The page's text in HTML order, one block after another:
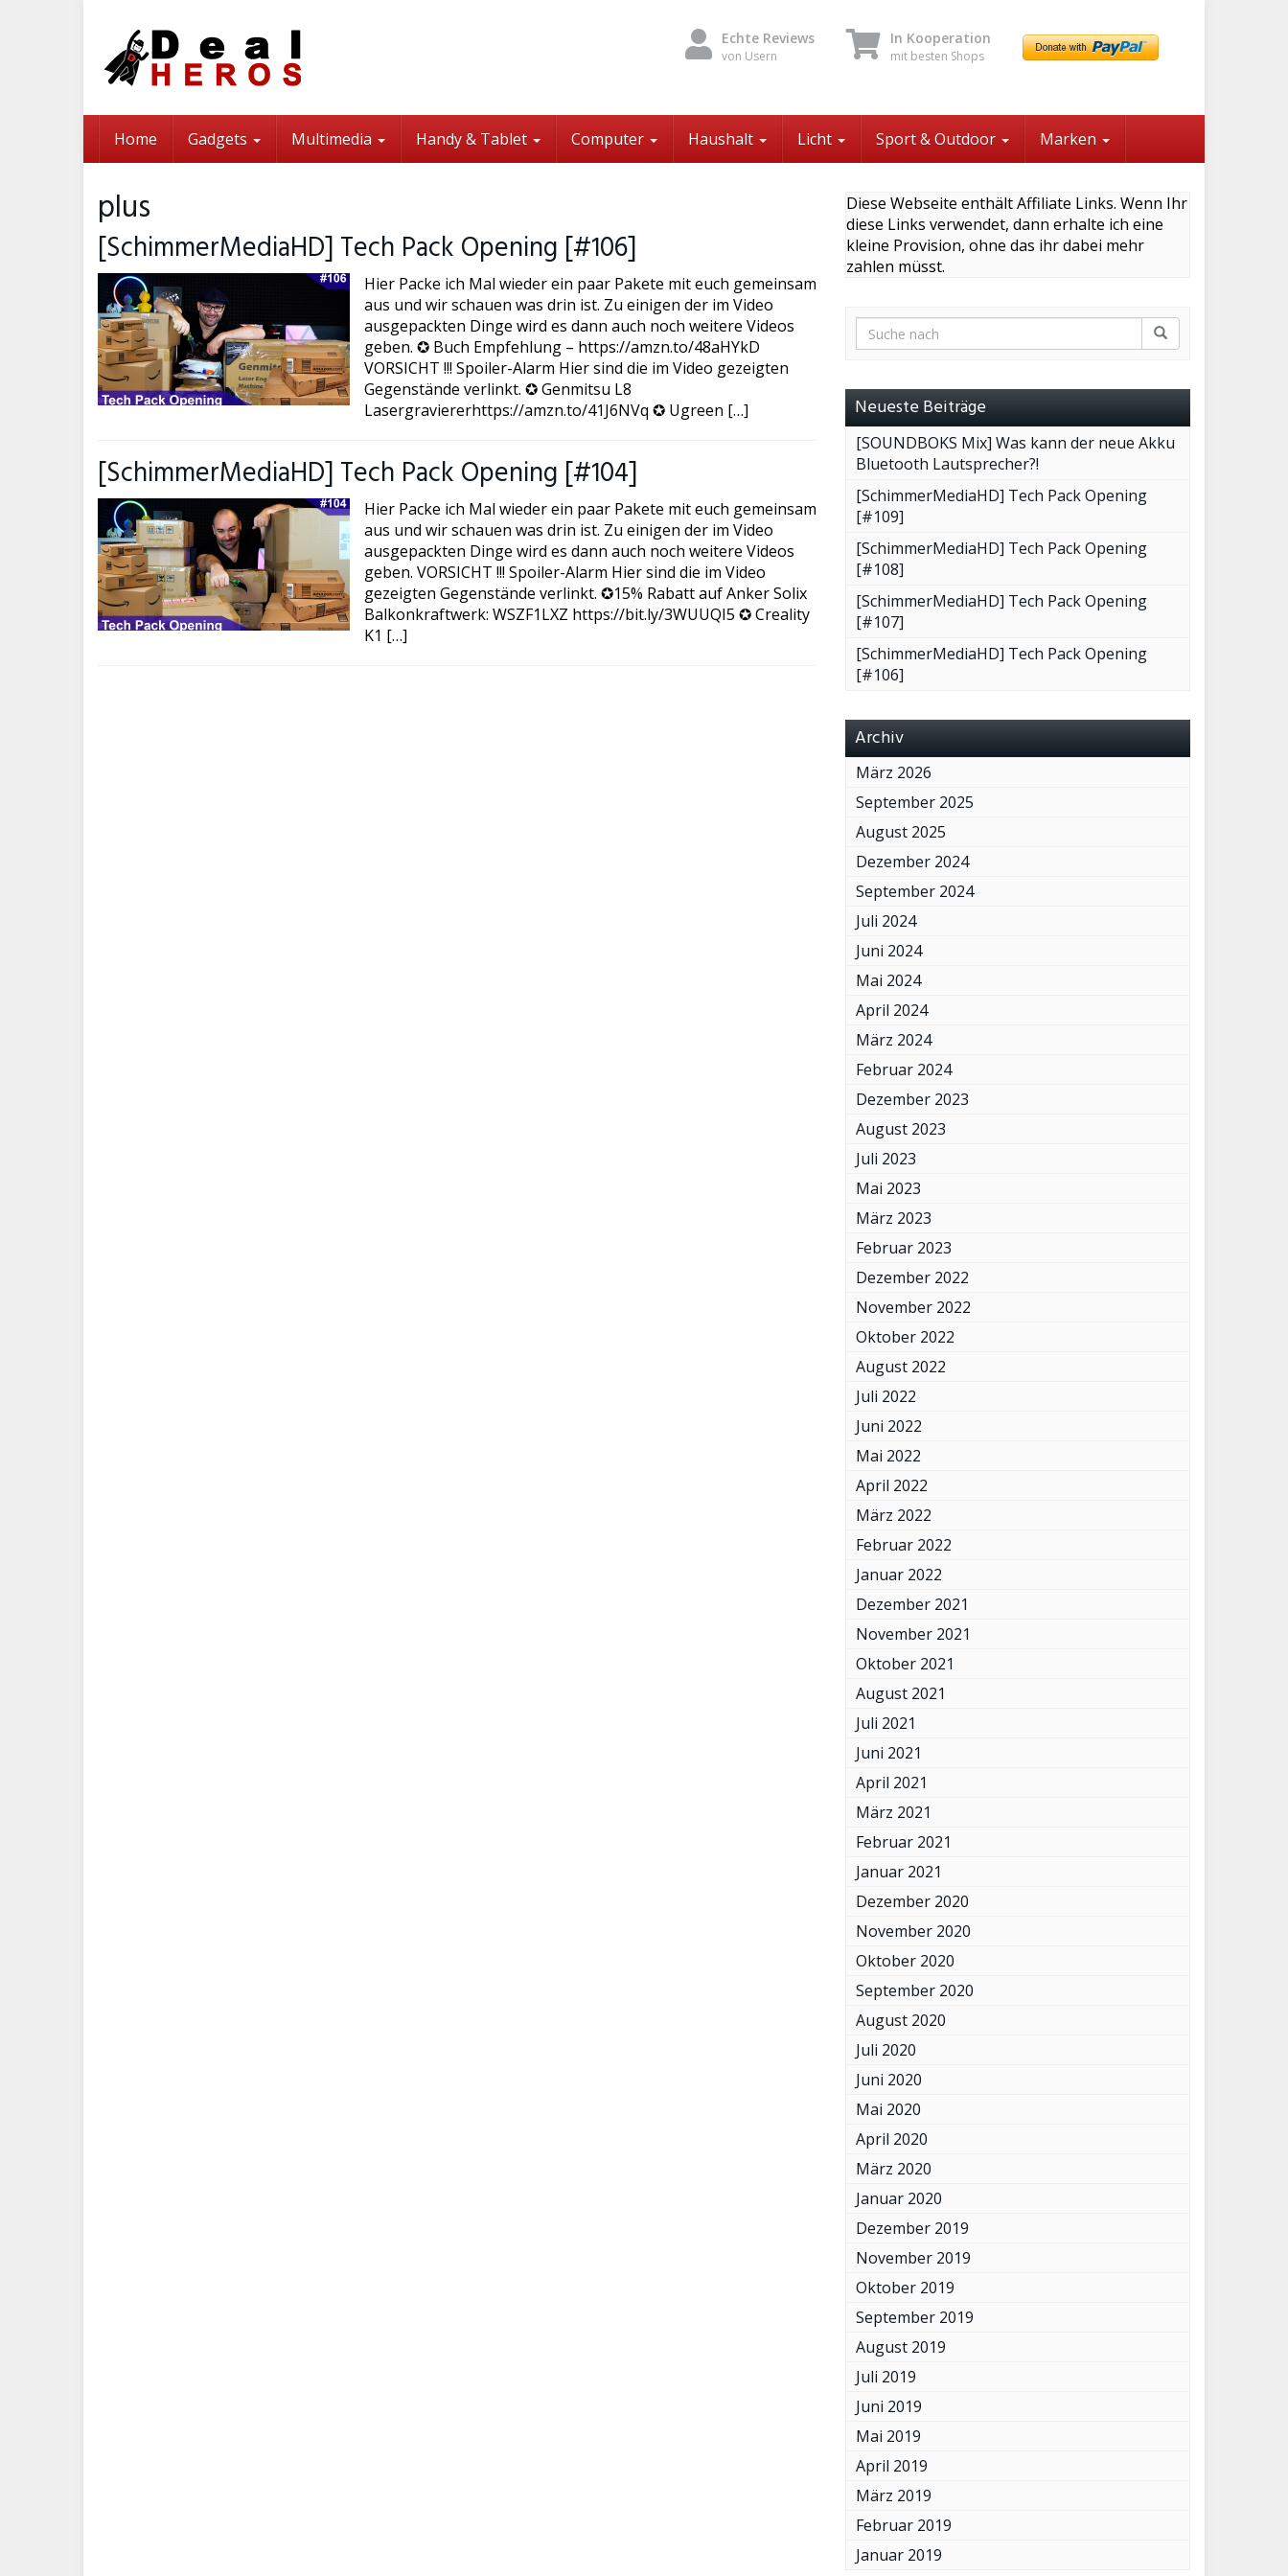
Echte Reviews
von Usern
In Kooperation
mit besten Shops
Home Gadgets Multimedia Handy & Tablet Computer Haushalt Licht Sport & Outdoor Marken
plus
[SchimmerMediaHD] Tech Pack Opening [#106]
Hier Packe ich Mal wieder ein paar Pakete mit euch gemeinsam
aus und wir schauen was drin ist. Zu einigen der im Video
ausgepackten Dinge wird es dann auch noch weitere Videos
geben. ✪ Buch Empfehlung – https://amzn.to/48aHYkD
VORSICHT !!! Spoiler-Alarm Hier sind die im Video gezeigten
Gegenstände verlinkt. ✪ Genmitsu L8
Lasergraviererhttps://amzn.to/41J6NVq ✪ Ugreen […]
[SchimmerMediaHD] Tech Pack Opening [#104]
Hier Packe ich Mal wieder ein paar Pakete mit euch gemeinsam
aus und wir schauen was drin ist. Zu einigen der im Video
ausgepackten Dinge wird es dann auch noch weitere Videos
geben. VORSICHT !!! Spoiler-Alarm Hier sind die im Video
gezeigten Gegenstände verlinkt. ✪15% Rabatt auf Anker Solix
Balkonkraftwerk: WSZF1LXZ https://bit.ly/3WUUQI5 ✪ Creality
K1 […]
Diese Webseite enthält Affiliate Links. Wenn Ihr
diese Links verwendet, dann erhalte ich eine
kleine Provision, ohne das ihr dabei mehr
zahlen müsst.
Neueste Beiträge
[SOUNDBOKS Mix] Was kann der neue Akku
Bluetooth Lautsprecher?!
[SchimmerMediaHD] Tech Pack Opening
[#109]
[SchimmerMediaHD] Tech Pack Opening
[#108]
[SchimmerMediaHD] Tech Pack Opening
[#107]
[SchimmerMediaHD] Tech Pack Opening
[#106]
Archiv
März 2026
September 2025
August 2025
Dezember 2024
September 2024
Juli 2024
Juni 2024
Mai 2024
April 2024
März 2024
Februar 2024
Dezember 2023
August 2023
Juli 2023
Mai 2023
März 2023
Februar 2023
Dezember 2022
November 2022
Oktober 2022
August 2022
Juli 2022
Juni 2022
Mai 2022
April 2022
März 2022
Februar 2022
Januar 2022
Dezember 2021
November 2021
Oktober 2021
August 2021
Juli 2021
Juni 2021
April 2021
März 2021
Februar 2021
Januar 2021
Dezember 2020
November 2020
Oktober 2020
September 2020
August 2020
Juli 2020
Juni 2020
Mai 2020
April 2020
März 2020
Januar 2020
Dezember 2019
November 2019
Oktober 2019
September 2019
August 2019
Juli 2019
Juni 2019
Mai 2019
April 2019
März 2019
Februar 2019
Januar 2019